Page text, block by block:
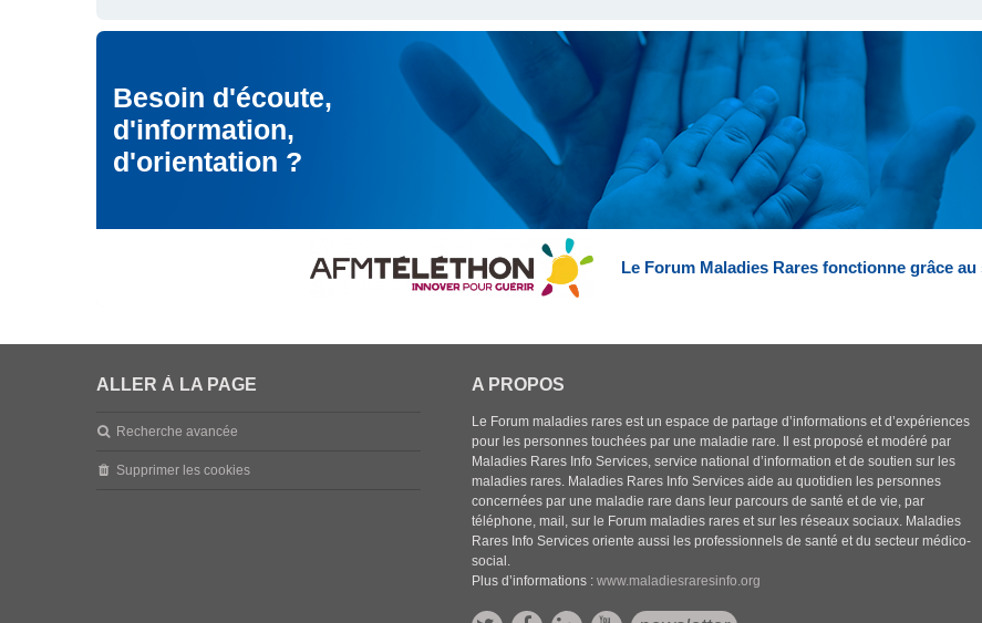
Besoin d'écoute,
d'information,
d'orientation ?
Le Forum Maladies Rares fonctionne grâce
ALLER À LA PAGE
Recherche avancée
Supprimer les cookies
A PROPOS
Le Forum maladies rares est un espace de partage d’informations et d’expériences
pour les personnes touchées par une maladie rare. Il est proposé et modéré par
Maladies Rares Info Services, service national d’information et de soutien sur les
maladies rares. Maladies Rares Info Services aide au quotidien les personnes
concernées par une maladie rare dans leur parcours de santé et de vie, par
téléphone, mail, sur le Forum maladies rares et sur les réseaux sociaux. Maladies
Rares Info Services oriente aussi les professionnels de santé et du secteur médico-
social.
Plus d’informations :www.maladiesraresinfo.org